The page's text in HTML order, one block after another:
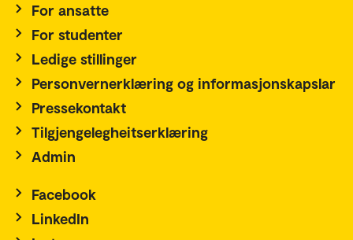
For ansatte
For studenter
Ledige stillinger
Personvernerklæring og informasjonskapslar
Pressekontakt
Tilgjengelegheitserklæring
Admin
Facebook
LinkedIn